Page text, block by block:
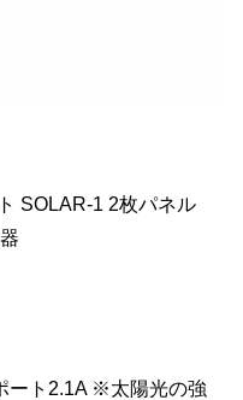
SOLAR-1 2枚パネル
ート2.1A ※太陽光の強